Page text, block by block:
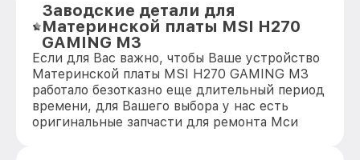
Заводские детали для
Материнской платы MSI H270
GAMING M3
Если для Вас важно, чтобы Ваше устройство
Материнской платы MSI H270 GAMING M3
работало безотказно еще длительный период
времени, для Вашего выбора у нас есть
оригинальные запчасти для ремонта Мси